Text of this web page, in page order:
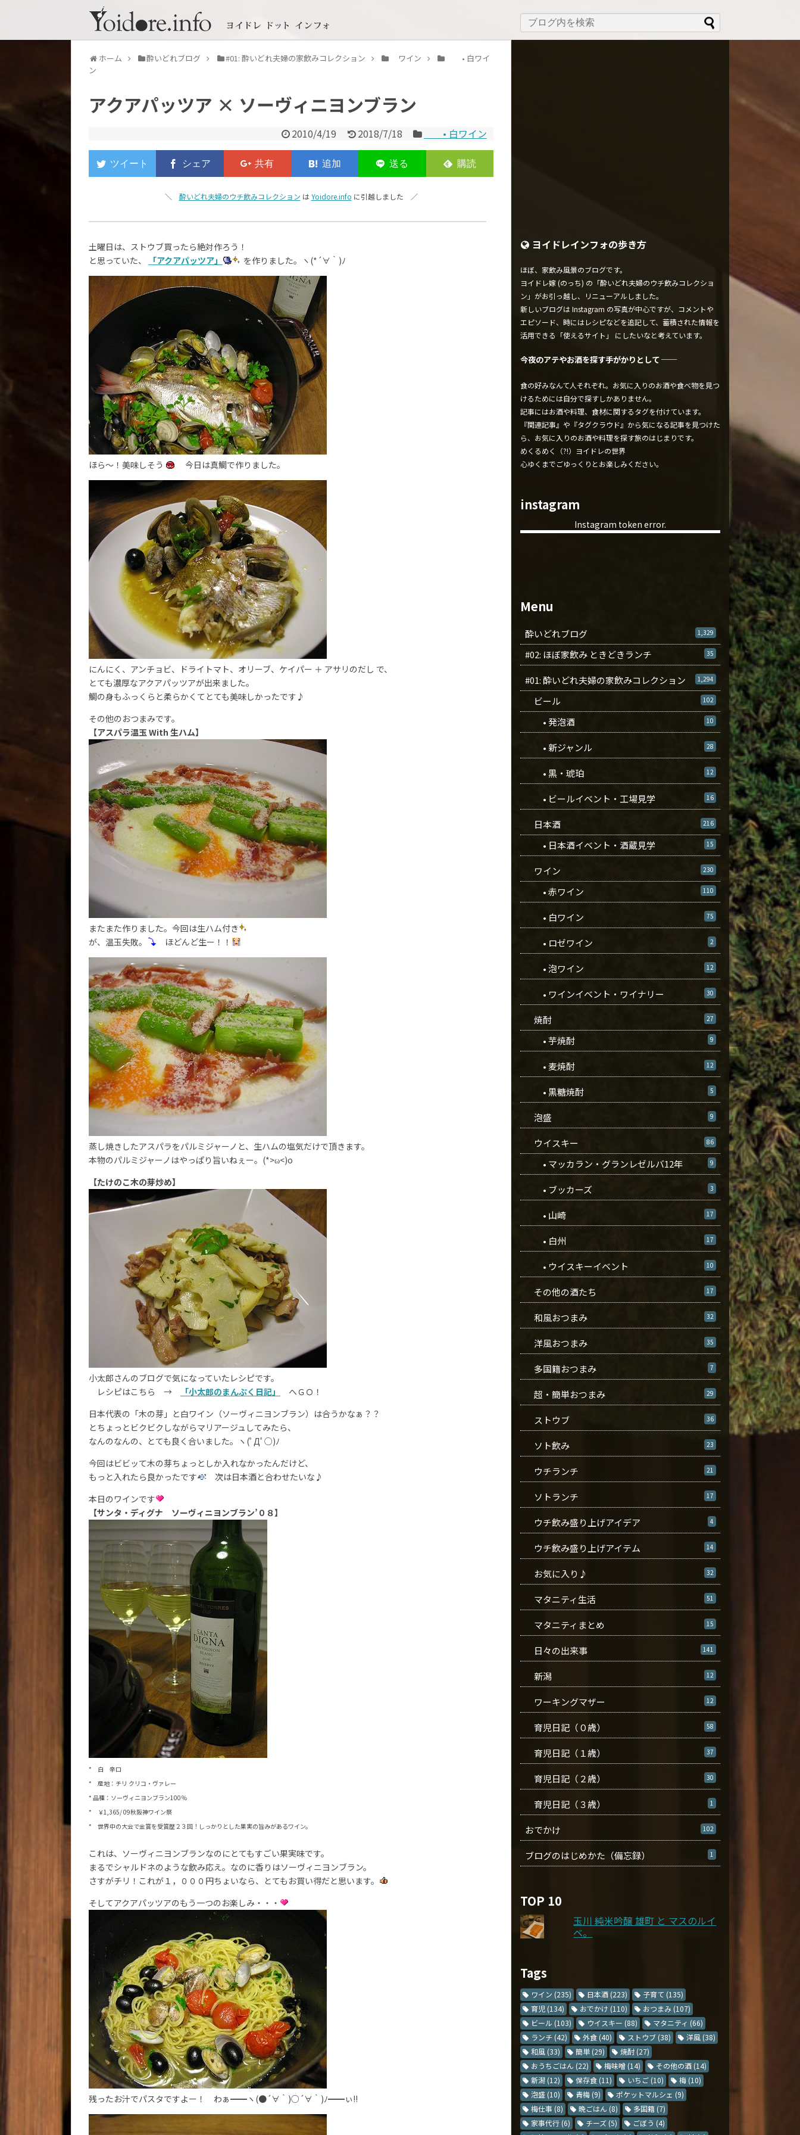
ホーム 酔いどれブログ #01: 酔いどれ夫婦の家飲みコレクション ワイン
• 白ワイ
ン
アクアパッツア × ソーヴィニヨンブラン
2010/4/19 2018/7/18 • 白ワイン
＼ 酔いどれ夫婦のウチ飲みコレクション は Yoidore.info に引越しました ／
土曜日は、ストウブ買ったら絶対作ろう！
と思っていた、
「アクアパッツア」 を作りました。ヽ(*´∀｀)ﾉ
ほら～！美味しそう 今日は真鯛で作りました。
にんにく、アンチョビ、ドライトマト、オリーブ、ケイパー ＋ アサリのだし で、
とても濃厚なアクアパッツアが出来ました。
鯛の身もふっくらと柔らかくてとても美味しかったです♪
その他のおつまみです。
【アスパラ温玉 With 生ハム】
またまた作りました。今回は生ハム付き
が、温玉失敗。
ほどんど生ー！！
蒸し焼きしたアスパラをパルミジャーノと、生ハムの塩気だけで頂きます。
本物のパルミジャーノはやっぱり旨いねぇー。(*>ω<)o
【たけのこ木の芽炒め】
小太郎さんのブログで気になっていたレシピです。
レシピはこちら →
「小太郎のまんぷく日記」
へＧＯ！
日本代表の「木の芽」と白ワイン（ソーヴィニヨンブラン）は合うかなぁ？？
とちょっとビクビクしながらマリアージュしてみたら、
なんのなんの、とても良く合いました。ヽ(ﾟДﾟ○)ﾉ
今回はビビッて木の芽ちょっとしか入れなかったんだけど、
もっと入れたら良かったです
次は日本酒と合わせたいな♪
本日のワインです
【サンタ・ディグナ ソーヴィニヨンブラン’０８】
* 白 辛口
* 産地：チリ クリコ・ヴァレー
* 品種：ソーヴィニヨンブラン100％
* ￥1,365/ 09秋阪神ワイン祭
* 世界中の大会で金賞を受賞歴２３回！しっかりとした果実の旨みがあるワイン。
これは、ソーヴィニヨンブランなのにとてもすごい果実味です。
まるでシャルドネのような飲み応え。なのに香りはソーヴィニヨンブラン。
さすがチリ！これが１，０００円ちょいなら、とてもお買い得だと思います。
そしてアクアパッツアのもう一つのお楽しみ・・・
残ったお汁でパスタですよー！ わぁ━━ヽ(●´∀｀)○´∀｀)ﾉ━━ぃ!!
ヨイドレインフォの歩き方
ほぼ、家飲み風景のブログです。
ヨイドレ嫁 (のっち) の「酔いどれ夫婦のウチ飲みコレクショ
ン」がお引っ越し、リニューアルしました。
新しいブログは Instagram の写真が中心ですが、コメントや
エピソード、時にはレシピなどを追記して、蓄積された情報を
活用できる「使えるサイト」 にしたいなと考えています。
今夜のアテやお酒を探す手がかりとして ──
食の好みなんて人それぞれ。お気に入りのお酒や食べ物を見つ
けるためには自分で探すしかありません。
記事にはお酒や料理、食材に関するタグを付けています。
『関連記事』や『タグクラウド』から気になる記事を見つけた
ら、お気に入りのお酒や料理を探す旅のはじまりです。
めくるめく（?!）ヨイドレの世界
心ゆくまでごゆっくりとお楽しみください。
instagram
Instagram token error.
Menu
酔いどれブログ 1,329
#02: ほぼ家飲み ときどきランチ 35
#01: 酔いどれ夫婦の家飲みコレクション 1,294
ビール 102
• 発泡酒 10
• 新ジャンル 28
• 黒・琥珀 12
• ビールイベント・工場見学 16
日本酒 216
• 日本酒イベント・酒蔵見学 15
ワイン 230
• 赤ワイン 110
• 白ワイン 75
• ロゼワイン 2
• 泡ワイン 12
• ワインイベント・ワイナリー 30
焼酎 27
• 芋焼酎 9
• 麦焼酎 12
• 黒糖焼酎 5
泡盛 9
ウイスキー 86
• マッカラン・グランレゼルバ12年 9
• ブッカーズ 3
• 山崎 17
• 白州 17
• ウイスキーイベント 10
その他の酒たち 17
和風おつまみ 32
洋風おつまみ 35
多国籍おつまみ 7
超・簡単おつまみ 29
ストウブ 36
ソト飲み 23
ウチランチ 21
ソトランチ 17
ウチ飲み盛り上げアイデア 4
ウチ飲み盛り上げアイテム 14
お気に入り♪ 32
マタニティ生活 51
マタニティまとめ 15
日々の出来事 141
新潟 12
ワーキングマザー 12
育児日記（０歳） 58
育児日記（１歳） 37
育児日記（２歳） 30
育児日記（３歳） 1
おでかけ 102
ブログのはじめかた（備忘録） 1
TOP 10
玉川 純米吟醸 雄町 と マスのルイ
ベ。
Tags
ワイン (235) 日本酒 (223) 子育て (135)
育児 (134) おでかけ (110) おつまみ (107)
ビール (103) ウイスキー (88) マタニティ (66)
ランチ (42) 外食 (40) ストウブ (38) 洋風 (38)
和風 (33) 簡単 (29) 焼酎 (27)
おうちごはん (22) 梅味噌 (14) その他の酒 (14)
新潟 (12) 保存食 (11) いちご (10) 梅 (10)
泡盛 (10) 青梅 (9) ポケットマルシェ (9)
梅仕事 (8) 晩ごはん (8) 多国籍 (7)
家事代行 (6) チーズ (5) ごぼう (4)